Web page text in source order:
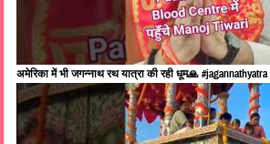
अमेरिका में भी जगन्नाथ रथ यात्रा की रही धूम🙏 #jagannathyatra